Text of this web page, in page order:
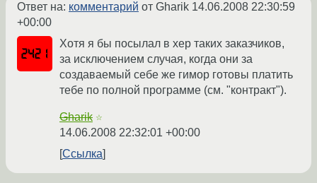
Ответ на: комментарий от Gharik 14.06.2008 22:30:59
+00:00
Хотя я бы посылал в хер таких заказчиков,
за исключением случая, когда они за
создаваемый себе же гимор готовы платить
тебе по полной программе (см. "контракт").
Gharik ☆
14.06.2008 22:32:01 +00:00
Ссылка